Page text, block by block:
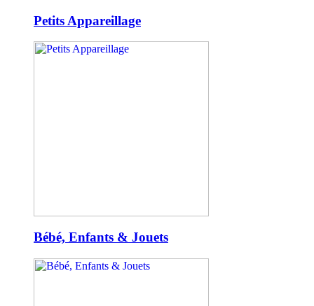
Petits Appareillage
Bébé, Enfants & Jouets